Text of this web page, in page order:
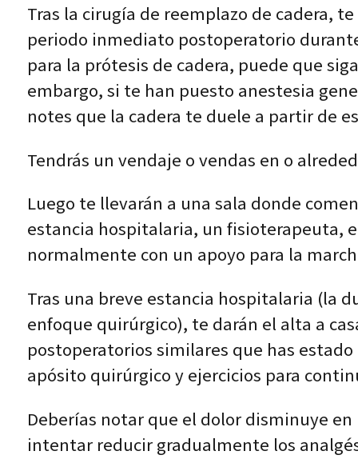
Tras la cirugía de reemplazo de cadera,
periodo inmediato postoperatorio
para la prótesis de cadera, puede que
embargo, si te han puesto anestesia
notes que la cadera te duele a partir de
Tendrás un vendaje o vendas en o
Luego te llevarán a una sala donde
estancia hospitalaria, un fisioterapeuta,
normalmente con un apoyo para la
Tras una breve estancia hospitalaria (la
enfoque quirúrgico), te darán el alta a
postoperatorios similares que has
apósito quirúrgico y ejercicios para
Deberías notar que el dolor disminuye
intentar reducir gradualmente los